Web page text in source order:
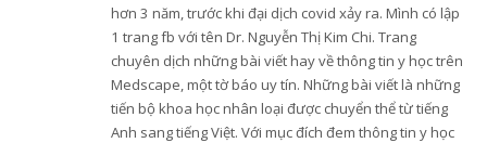
hơn 3 năm, trước khi đại dịch covid xảy ra. Mình có lập
1 trang fb với tên Dr. Nguyễn Thị Kim Chi. Trang
chuyên dịch những bài viết hay về thông tin y học trên
Medscape, một tờ báo uy tín. Những bài viết là những
tiến bộ khoa học nhân loại được chuyển thể từ tiếng
Anh sang tiếng Việt. Với mục đích đem thông tin y học